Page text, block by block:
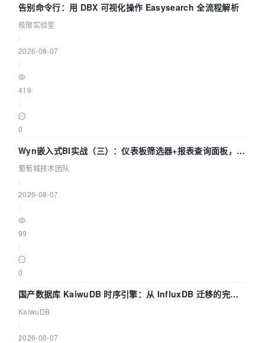
告别命令行：用 DBX 可视化操作 Easysearch 全流程解析
极限实验室
2026-08-07
419
0
Wyn嵌入式BI实战（三）：仪表板筛选器+报表查询面板，参
数联动全闭环
葡萄城技术团队
2026-08-07
99
0
国产数据库 KaiwuDB 时序引擎：从 InfluxDB 迁移的完整
技术路径
KaiwuDB
2026-08-07